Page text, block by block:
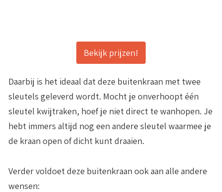
Bekijk prijzen!
Daarbij is het ideaal dat deze buitenkraan met twee
sleutels geleverd wordt. Mocht je onverhoopt één
sleutel kwijtraken, hoef je niet direct te wanhopen. Je
hebt immers altijd nog een andere sleutel waarmee je
de kraan open of dicht kunt draaien.
Verder voldoet deze buitenkraan ook aan alle andere
wensen: